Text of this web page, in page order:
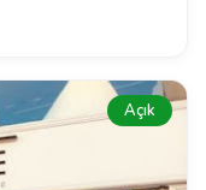
Açık